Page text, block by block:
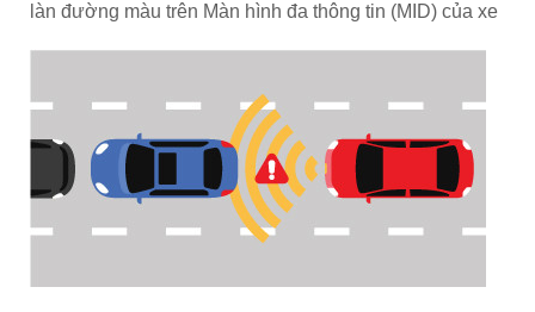
làn đường màu trên Màn hình đa thông tin (MID) của xe